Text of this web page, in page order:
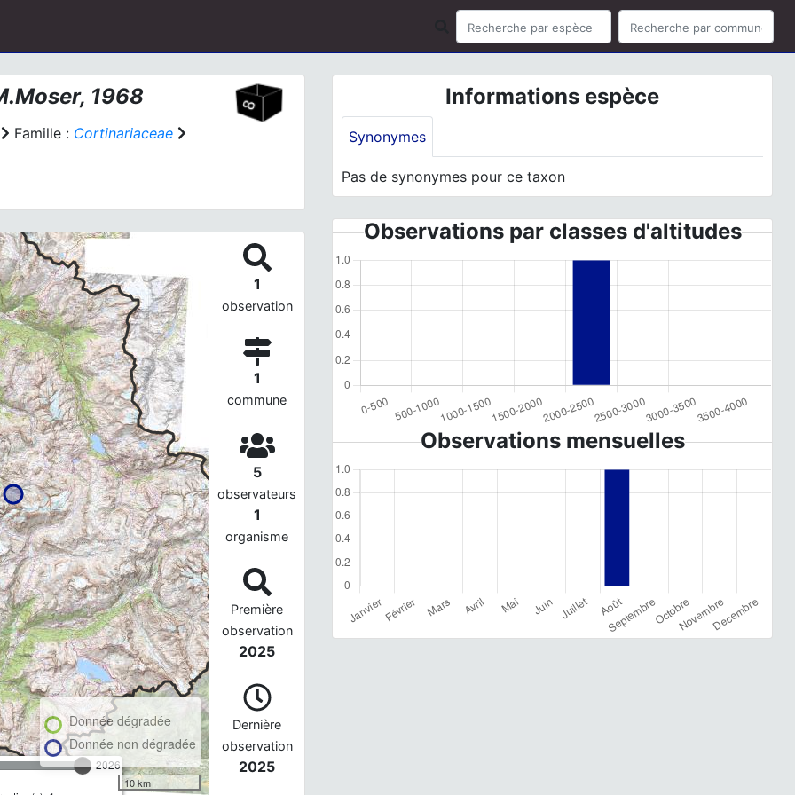
1968
Famille : Cortinariaceae
2026
Donnée dégradée
Donnée non dégradée
10 km
1
observation
1
commune
5
observateurs
1
organisme
Première
observation
2025
Dernière
observation
2025
Informations espèce
Synonymes
Pas de synonymes pour ce taxon
Observations par classes d'altitudes
Observations mensuelles